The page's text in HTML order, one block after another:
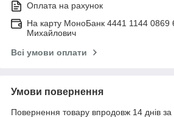
Оплата на рахунок
На карту МоноБанк 4441 1144
Михайлович
Всі умови оплати
Умови повернення
Повернення товару впродовж 14 днів